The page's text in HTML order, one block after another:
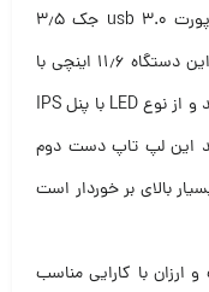
این دستگاه اپل Macbook Air دارای دو پورت usb 3.0 جک ۳٫۵
میلی متری هدفون میباشد. صفحه نمایش این دستگاه ۱۱٫۶ اینچی با
وضوح پیش فرض ۱۳۶۶×۷۶۸ پیکسل میباشد و از نوع LED با پنل IPS
این لپ تاپ دست دوم
بالای بر خوردار است
با کارایی مناسب